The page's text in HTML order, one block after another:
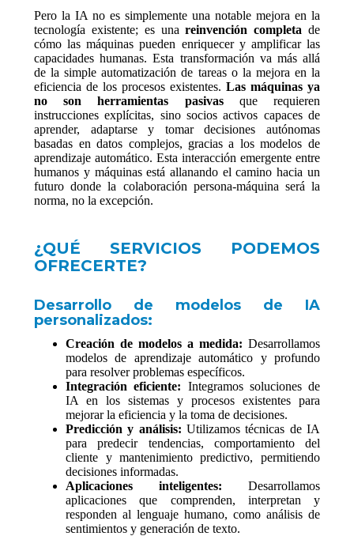
Pero la IA no es simplemente una notable mejora en la
tecnología existente; es unareinvención completa de
cómo las máquinas pueden enriquecer y amplificar las
capacidades humanas. Esta transformación va más allá
de la simple automatización de tareas o la mejora en la
eficiencia de los procesos existentes. Las máquinas ya
no son herramientas pasivasque requieren
instrucciones explícitas, sino socios activos capaces de
aprender, adaptarse y tomar decisiones autónomas
basadas en datos complejos, gracias a los modelos de
aprendizaje automático. Esta interacción emergente entre
humanos y máquinas está allanando el camino hacia un
futuro donde la colaboración persona-máquina será la
norma, no la excepción.
¿QUÉ SERVICIOS PODEMOS
OFRECERTE?
Desarrollo de modelos de IA
personalizados:
Creación de modelos a medida: Desarrollamos
modelos de aprendizaje automático y profundo
para resolver problemas específicos.
Integración eficiente: Integramos soluciones de
IA en los sistemas y procesos existentes para
mejorar la eficiencia y la toma de decisiones.
Predicción y análisis: Utilizamos técnicas de IA
para predecir tendencias, comportamiento del
cliente y mantenimiento predictivo, permitiendo
decisiones informadas.
Aplicaciones inteligentes: Desarrollamos
aplicaciones que comprenden, interpretan y
responden al lenguaje humano, como análisis de
sentimientos y generación de texto.